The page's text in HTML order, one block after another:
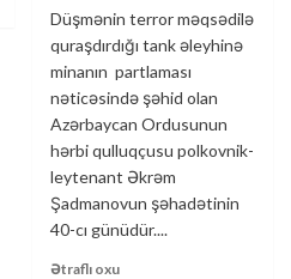
Düşmənin terror məqsədilə
quraşdırdığı tank əleyhinə
minanın partlaması
nəticəsində şəhid olan
Azərbaycan Ordusunun
hərbi qulluqçusu polkovnik-
leytenant Əkrəm
Şadmanovun şəhadətinin
40-cı günüdür....
Ətraflı oxu